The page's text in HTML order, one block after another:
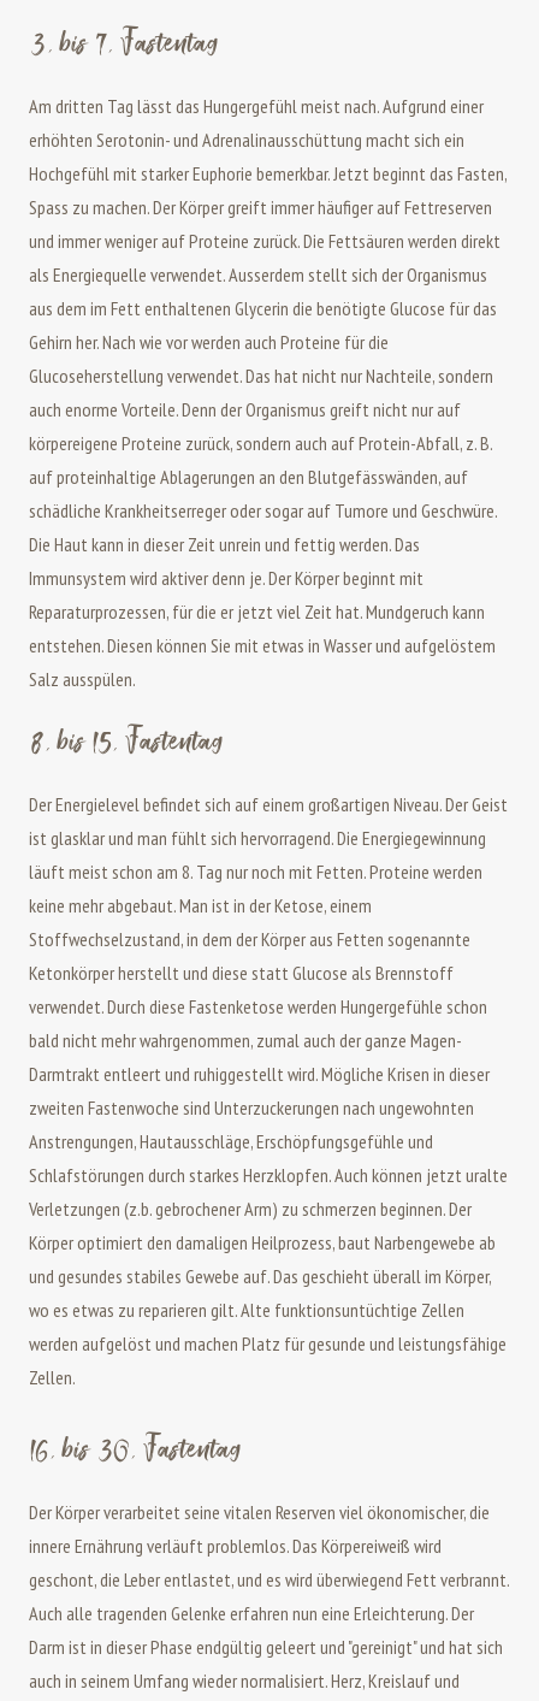
3. bis 7. Fastentag
Am dritten Tag lässt das Hungergefühl meist nach. Aufgrund einer
erhöhten Serotonin- und Adrenalinausschüttung macht sich ein
Hochgefühl mit starker Euphorie bemerkbar. Jetzt beginnt das Fasten,
Spass zu machen. Der Körper greift immer häufiger auf Fettreserven
und immer weniger auf Proteine zurück. Die Fettsäuren werden direkt
als Energiequelle verwendet. Ausserdem stellt sich der Organismus
aus dem im Fett enthaltenen Glycerin die benötigte Glucose für das
Gehirn her. Nach wie vor werden auch Proteine für die
Glucoseherstellung verwendet. Das hat nicht nur Nachteile, sondern
auch enorme Vorteile. Denn der Organismus greift nicht nur auf
körpereigene Proteine zurück, sondern auch auf Protein-Abfall, z. B.
auf proteinhaltige Ablagerungen an den Blutgefässwänden, auf
schädliche Krankheitserreger oder sogar auf Tumore und Geschwüre.
Die Haut kann in dieser Zeit unrein und fettig werden. Das
Immunsystem wird aktiver denn je. Der Körper beginnt mit
Reparaturprozessen, für die er jetzt viel Zeit hat. Mundgeruch kann
entstehen. Diesen können Sie mit etwas in Wasser und aufgelöstem
Salz ausspülen.
8. bis 15. Fastentag
Der Energielevel befindet sich auf einem großartigen Niveau. Der Geist
ist glasklar und man fühlt sich hervorragend. Die Energiegewinnung
läuft meist schon am 8. Tag nur noch mit Fetten. Proteine werden
keine mehr abgebaut. Man ist in der Ketose, einem
Stoffwechselzustand, in dem der Körper aus Fetten sogenannte
Ketonkörper herstellt und diese statt Glucose als Brennstoff
verwendet. Durch diese Fastenketose werden Hungergefühle schon
bald nicht mehr wahrgenommen, zumal auch der ganze Magen-
Darmtrakt entleert und ruhiggestellt wird. Mögliche Krisen in dieser
zweiten Fastenwoche sind Unterzuckerungen nach ungewohnten
Anstrengungen, Hautausschläge, Erschöpfungsgefühle und
Schlafstörungen durch starkes Herzklopfen. Auch können jetzt uralte
Verletzungen (z.b. gebrochener Arm) zu schmerzen beginnen. Der
Körper optimiert den damaligen Heilprozess, baut Narbengewebe ab
und gesundes stabiles Gewebe auf. Das geschieht überall im Körper,
wo es etwas zu reparieren gilt. Alte funktionsuntüchtige Zellen
werden aufgelöst und machen Platz für gesunde und leistungsfähige
Zellen.
16. bis 30. Fastentag
Der Körper verarbeitet seine vitalen Reserven viel ökonomischer, die
innere Ernährung verläuft problemlos. Das Körpereiweiß wird
geschont, die Leber entlastet, und es wird überwiegend Fett verbrannt.
Auch alle tragenden Gelenke erfahren nun eine Erleichterung. Der
Darm ist in dieser Phase endgültig geleert und "gereinigt" und hat sich
auch in seinem Umfang wieder normalisiert. Herz, Kreislauf und